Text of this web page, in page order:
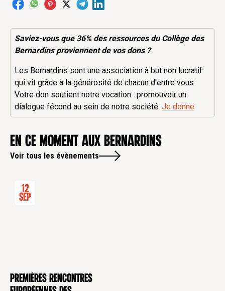
Saviez-vous que 36% desressourcesdu Collège des
Bernardins proviennent de vos dons ?
Les Bernardins sont une association à but non lucratif
qui vit grâce à la générosité de chacun d'entre vous.
Votre don soutient notre vocation : promouvoir un
dialogue fécond au sein de notre société.Je donne
en ce moment aux Bernardins
Voir tous les évènements
CONFÉRENCE
12
Sep
Premières rencontres